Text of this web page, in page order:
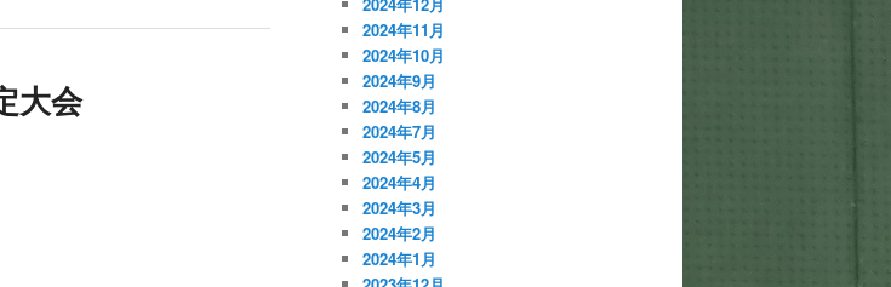
大会
2024年11月
2024年10月
2024年9月
2024年8月
2024年7月
2024年5月
2024年4月
2024年3月
2024年2月
2024年1月